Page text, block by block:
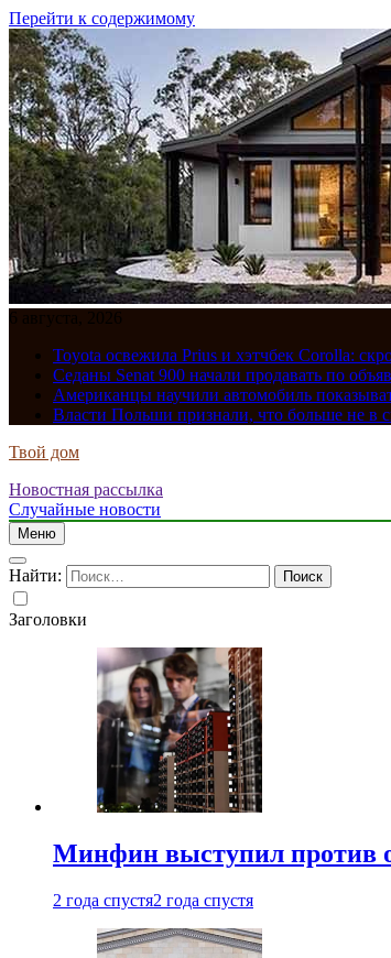
Перейти к содержимому
6 августа, 2026
Toyota освежила Prius и хэтчбек Corolla:
Седаны Senat 900 начали продавать по
Американцы научили автомобиль
Власти Польши признали, что больше не в
Твой дом
Новостная рассылка
Случайные новости
Меню
Найти:
Заголовки
Минфин выступил против
2 года спустя2 года спустя